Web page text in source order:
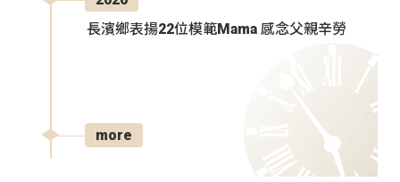
長濱鄉表揚22位模範Mama 感念父親辛勞
more